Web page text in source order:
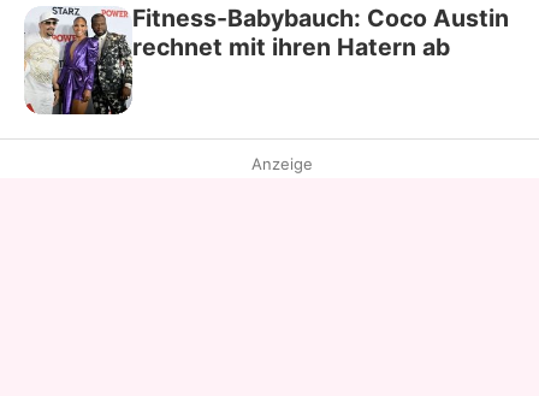
Fitness-Babybauch: Coco Austin
rechnet mit ihren Hatern ab
Anzeige